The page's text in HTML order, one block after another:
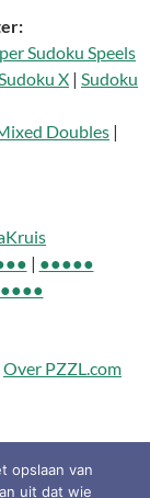
Sudoku Speels
X | Sudoku
Doubles |
| ●●●●●
Over PZZL.com
opslaan van
uit dat wie